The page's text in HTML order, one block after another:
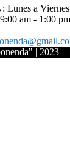
a
am - 1:00
| 2023